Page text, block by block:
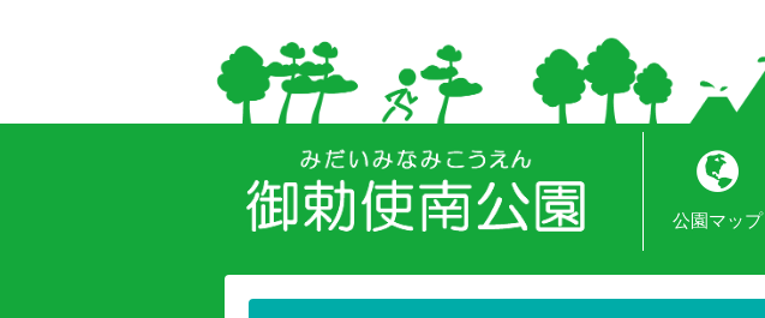
公園マップ